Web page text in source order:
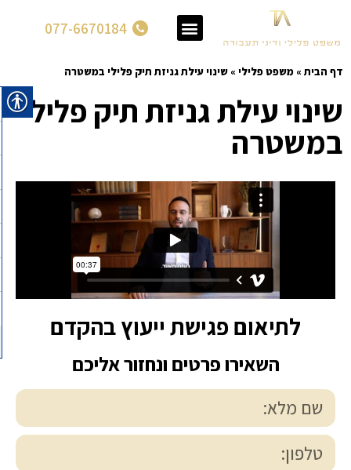
077-6670184
דף הבית » משפט פלילי » שינוי עילת גניזת תיק פלילי במשטרה
שינוי עילת גניזת תיק פלילי
במשטרה
לתיאום פגישת ייעוץ בהקדם
השאירו פרטים ונחזור אליכם